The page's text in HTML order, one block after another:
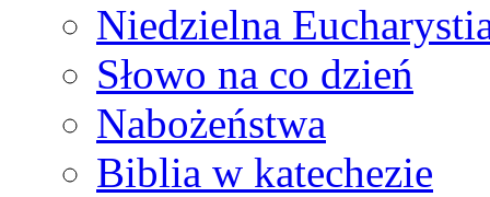
Niedzielna
Słowo na co dzień
Nabożeństwa
Biblia w katechezie